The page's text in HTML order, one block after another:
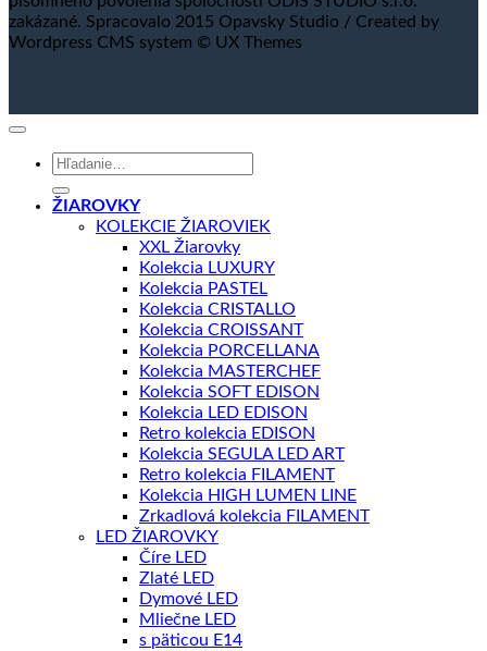
zakázané. Spracovalo 2015 Opavsky Studio / Created by
Wordpress CMS system © UX Themes
Hľadať:
ŽIAROVKY
KOLEKCIE ŽIAROVIEK
XXL Žiarovky
Kolekcia LUXURY
Kolekcia PASTEL
Kolekcia CRISTALLO
Kolekcia CROISSANT
Kolekcia PORCELLANA
Kolekcia MASTERCHEF
Kolekcia SOFT EDISON
Kolekcia LED EDISON
Retro kolekcia EDISON
Kolekcia SEGULA LED ART
Retro kolekcia FILAMENT
Kolekcia HIGH LUMEN LINE
Zrkadlová kolekcia FILAMENT
LED ŽIAROVKY
Číre LED
Zlaté LED
Dymové LED
Mliečne LED
s päticou E14